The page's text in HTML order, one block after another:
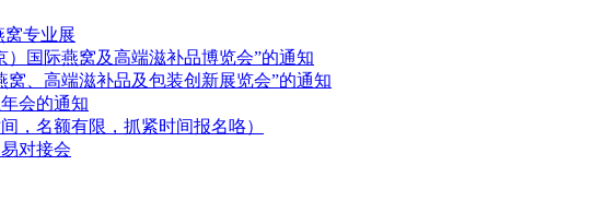
窝专业展
）国际燕窝及高端滋补品博览会”的通知
窝、高端滋补品及包装创新展览会”的通知
会的通知
，名额有限，抓紧时间报名咯）
对接会